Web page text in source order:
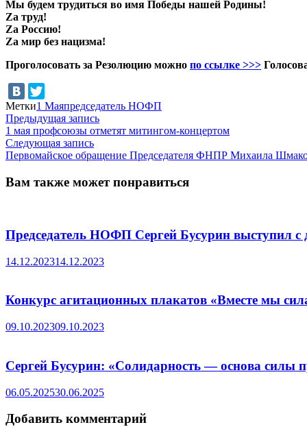
Мы будем трудиться во имя Победы нашей Родины!
Zа труд!
Zа Россию!
Zа мир без нацизма!
Проголосовать за Резолюцию можно по ссылке >>>
Метки1 Маяпредседатель НОФП
Навигация
по
записям
Предыдущая записьПредыдущая
запись:
1 мая профсоюзы отметят митингом-концертом
Следующая записьСледующая
запись:
Первомайское обращение Председателя ФНПР Михаила
Вам также может понравиться
Председатель НОФП Сергей Бусурин выступил с
14.12.202314.12.2023
Конкурс агитационных плакатов «Вместе мы
09.10.202309.10.2023
Сергей Бусурин: «Солидарность — основа силы
06.05.202530.06.2025
Добавить комментарий